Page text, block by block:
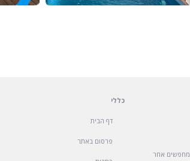
מחפשים אחר
כללי
דף הבית
פרסום באתר